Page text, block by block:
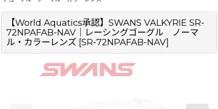
【World Aquatics承認】SWANS VALKYRIE SR-
72NPAFAB-NAV｜レーシングゴーグル ノーマ
ル・カラーレンズ [SR-72NPAFAB-NAV]